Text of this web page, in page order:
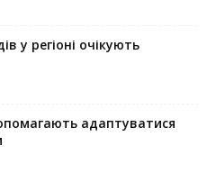
у регіоні очікують
адаптуватися